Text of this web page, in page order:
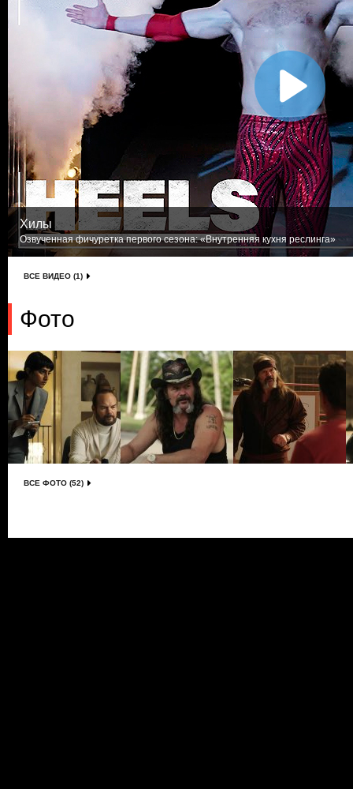
Хилы
Озвученная фичуретка первого сезона: «Внутренняя кухня реслинга»
ВСЕ ВИДЕО (1)
Фото
ВСЕ ФОТО (52)